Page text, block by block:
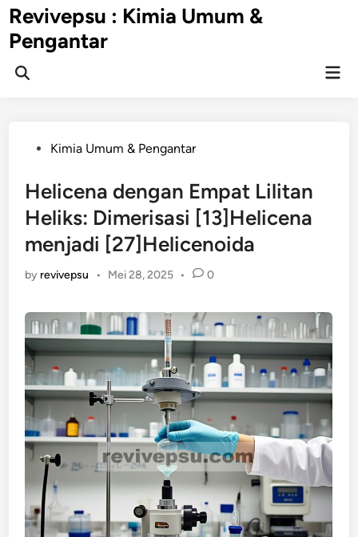
Skip
to
content
Revivepsu : Kimia Umum &
Pengantar
Open
PostedKimia Umum & Pengantar
Helicena dengan Empat Lilitan
Heliks: Dimerisasi [13]Helicena
menjadi [27]Helicenoida
by revivepsu • Mei 28, 2025 • 0